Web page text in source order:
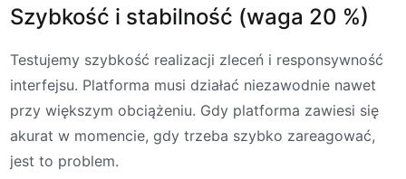
Szybkość i stabilność (waga 20 %)
Testujemy szybkość realizacji zleceń i responsywność
interfejsu. Platforma musi działać niezawodnie nawet
przy większym obciążeniu. Gdy platforma zawiesi się
akurat w momencie, gdy trzeba szybko zareagować,
jest to problem.